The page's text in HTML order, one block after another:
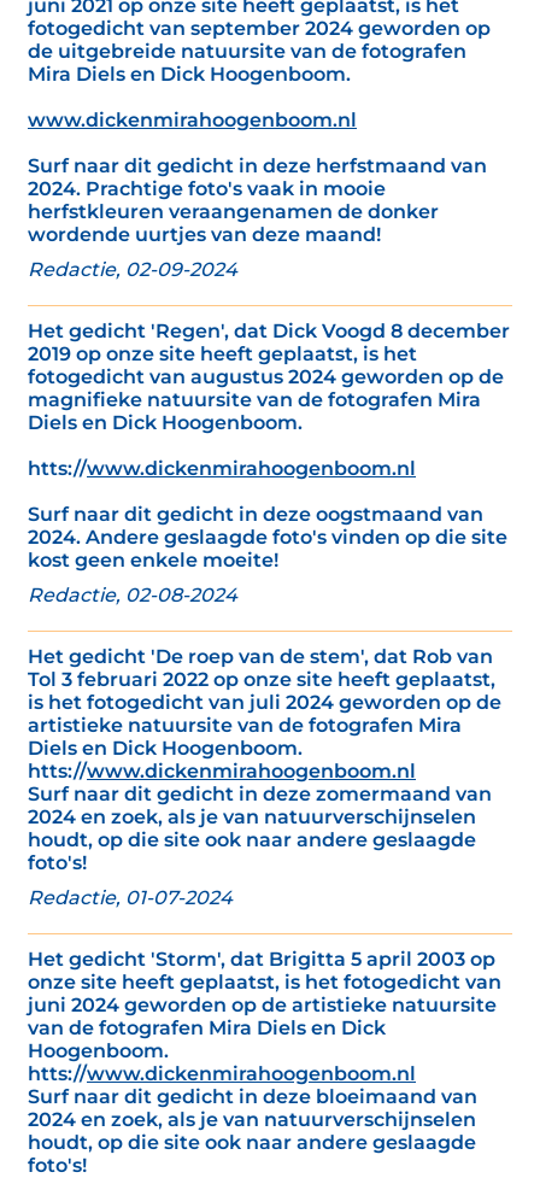
juni 2021 op onze site heeft geplaatst, is het
fotogedicht van september 2024 geworden op
de uitgebreide natuursite van de fotografen
Mira Diels en Dick Hoogenboom.
www.dickenmirahoogenboom.nl
Surf naar dit gedicht in deze herfstmaand van
2024. Prachtige foto's vaak in mooie
herfstkleuren veraangenamen de donker
wordende uurtjes van deze maand!
Redactie, 02-09-2024
Het gedicht 'Regen', dat Dick Voogd 8 december
2019 op onze site heeft geplaatst, is het
fotogedicht van augustus 2024 geworden op de
magnifieke natuursite van de fotografen Mira
Diels en Dick Hoogenboom.
htts://www.dickenmirahoogenboom.nl
Surf naar dit gedicht in deze oogstmaand van
2024. Andere geslaagde foto's vinden op die site
kost geen enkele moeite!
Redactie, 02-08-2024
Het gedicht 'De roep van de stem', dat Rob van
Tol 3 februari 2022 op onze site heeft geplaatst,
is het fotogedicht van juli 2024 geworden op de
artistieke natuursite van de fotografen Mira
Diels en Dick Hoogenboom.
htts://www.dickenmirahoogenboom.nl
Surf naar dit gedicht in deze zomermaand van
2024 en zoek, als je van natuurverschijnselen
houdt, op die site ook naar andere geslaagde
foto's!
Redactie, 01-07-2024
Het gedicht 'Storm', dat Brigitta 5 april 2003 op
onze site heeft geplaatst, is het fotogedicht van
juni 2024 geworden op de artistieke natuursite
van de fotografen Mira Diels en Dick
Hoogenboom.
htts://www.dickenmirahoogenboom.nl
Surf naar dit gedicht in deze bloeimaand van
2024 en zoek, als je van natuurverschijnselen
houdt, op die site ook naar andere geslaagde
foto's!